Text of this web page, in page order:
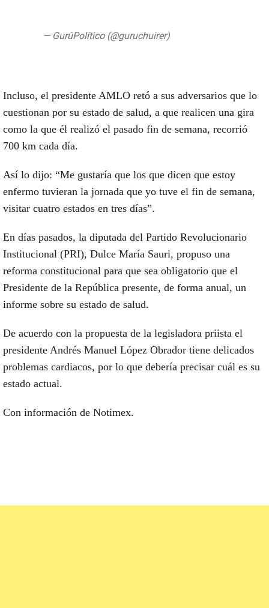
— GurúPolítico (@guruchuirer)
Incluso, el presidente AMLO retó a sus adversarios que lo
cuestionan por su estado de salud, a que realicen una gira
como la que él realizó el pasado fin de semana, recorrió
700 km cada día.
Así lo dijo: “Me gustaría que los que dicen que estoy
enfermo tuvieran la jornada que yo tuve el fin de semana,
visitar cuatro estados en tres días”.
En días pasados, la diputada del Partido Revolucionario
Institucional (PRI), Dulce María Sauri, propuso una
reforma constitucional para que sea obligatorio que el
Presidente de la República presente, de forma anual, un
informe sobre su estado de salud.
De acuerdo con la propuesta de la legisladora priista el
presidente Andrés Manuel López Obrador tiene delicados
problemas cardiacos, por lo que debería precisar cuál es su
estado actual.
Con información de Notimex.